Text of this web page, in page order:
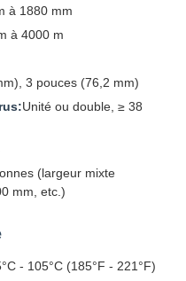
à 1880 mm
à 4000 m
3 pouces (76,2 mm)
Unité ou double, ≥ 38
(largeur mixte
mm, etc.)
- 105°C (185°F - 221°F)